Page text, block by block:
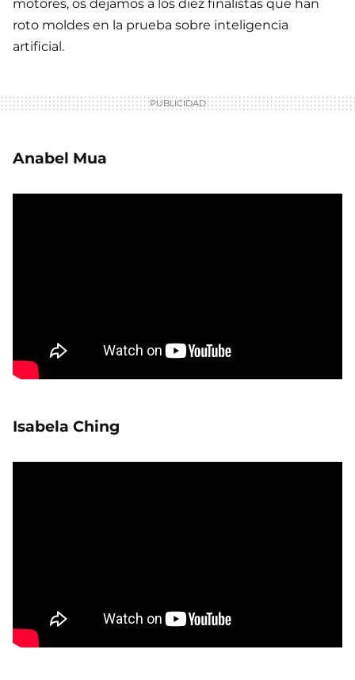
motores, os dejamos a los diez finalistas que han
roto moldes en la prueba sobre inteligencia
artificial.
Anabel Mua
Isabela Ching